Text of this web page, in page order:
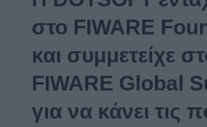
στο FIWARE
και συμμετείχε
FIWARE Global
για να κάνει τις